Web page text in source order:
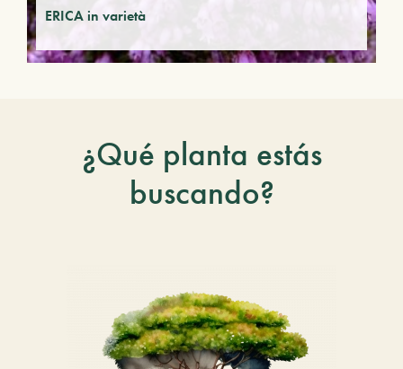
ERICA in varietà
¿Qué planta estás
buscando?